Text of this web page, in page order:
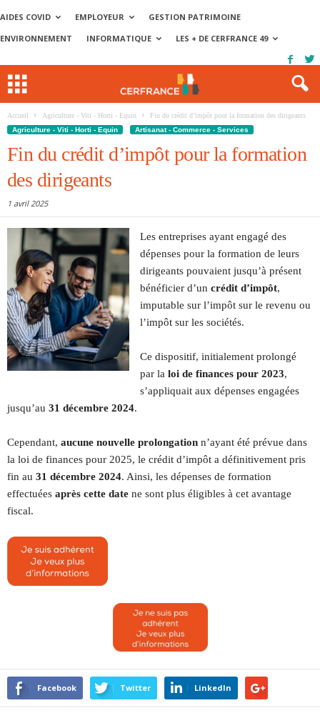
AIDES COVID EMPLOYEUR
GESTION PATRIMOINE
ENVIRONNEMENT
INFORMATIQUE LES + DE CERFRANCE 49
Accueil Agriculture - Viti - Horti - Equin
Fin du crédit d’impôt pour la formation des dirigeants
Agriculture - Viti - Horti - Equin
Artisanat - Commerce - Services
Fin du crédit d’impôt pour la formation
des dirigeants
1 avril 2025
Les entreprises ayant engagé des
dépenses pour la formation de leurs
dirigeants pouvaient jusqu’à présent
bénéficier d’uncrédit d’impôt,
imputable sur l’impôt sur le revenu ou
l’impôt sur les sociétés.
Ce dispositif, initialement prolongé
par laloi de finances pour 2023,
s’appliquait aux dépenses engagées
jusqu’au 31 décembre 2024.
Cependant, aucune nouvelle prolongation n’ayant été prévue dans
la loi de finances pour 2025, le crédit d’impôt a définitivement pris
fin au 31 décembre 2024. Ainsi, les dépenses de formation
effectuées après cette date ne sont plus éligibles à cet avantage
fiscal.
Facebook Twitter LinkedIn